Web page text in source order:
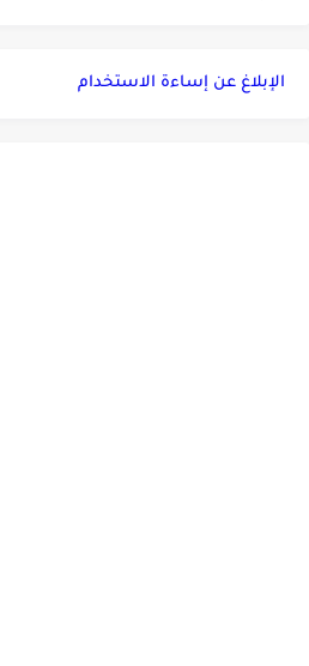
الإبلاغ عن إساءة الاستخدام